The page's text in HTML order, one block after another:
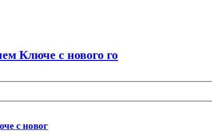
Ключе с нового го
с новог